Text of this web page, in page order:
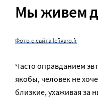
Мы живем
Фото с сайта lefigaro.fr
Часто оправданием
якобы, человек не
близкие, ухаживая за